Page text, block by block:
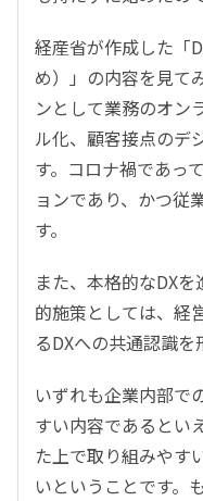
経産省が作成した「
め）」の内容を見て
ンとして業務のオン
ル化、顧客接点のデ
す。コロナ禍であっ
ョンであり、かつ従
す。
また、本格的なDX
的施策としては、経
るDXへの共通認識を
いずれも企業内部で
すい内容であるとい
た上で取り組みやす
いということです。